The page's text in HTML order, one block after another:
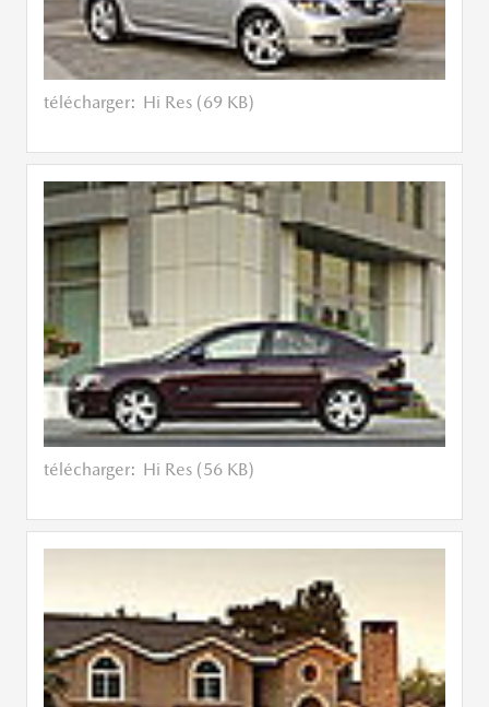
télécharger: Hi Res (69 KB)
télécharger: Hi Res (56 KB)